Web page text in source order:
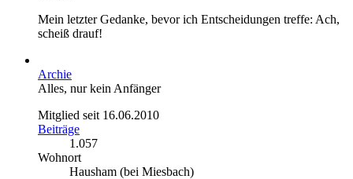
Mein letzter Gedanke, bevor ich Entscheidungen treffe: Ach,
scheiß drauf!
Archie
Alles, nur kein Anfänger
Mitglied seit 16.06.2010
Beiträge
1.057
Wohnort
Hausham (bei Miesbach)